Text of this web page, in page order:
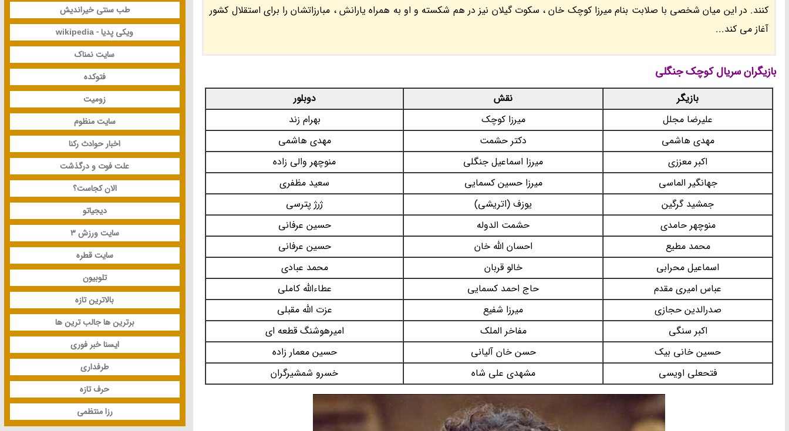
کنند. در این میان شخصی با صلابت بنام میرزا کوچک خان ، سکوت گیلان نیز در هم شکسته و او به همراه یارانش ، مبارزاتشان را برای استقلال کشور
آغاز می کند...
بازیگران سریال کوچک جنگلی
بازیگر نقش
دوبلور
علیرضا مجلل
میرزا کوچک
بهرام زند
مهدی هاشمی
دکتر حشمت
مهدی هاشمی
اکبر معززی
میرزا اسماعیل جنگلی
منوچهر والی زاده
جهانگیر الماسی
میرزا حسین کسمایی
سعید مظفری
جمشید گرگین
یوزف (اتریشی)
ژرژ پترسی
منوچهر حامدی
حشمت الدوله
حسین عرفانی
محمد مطیع
احسان الله خان
حسین عرفانی
اسماعیل محرابی
خالو قربان
محمد عبادی
عباس امیری مقدم
حاج احمد کسمایی
عطاءالله کاملی
صدرالدین حجازی
میرزا شفیع
عزت الله مقبلی
اکبر سنگی
مفاخر الملک
امیرهوشنگ قطعه ای
حسین خانی بیک
حسن خان آلیانی
حسین معمار زاده
فتحعلی اویسی
مشهدی علی شاه خسرو شمشیرگران
طب سنتی خیراندیش
ویکی پدیا - wikipedia
سایت نمناک
فتوکده
زومیت
سایت منظوم
اخبار حوادث رکنا
علت فوت و درگذشت
الان کجاست؟
دیجیاتو
سایت ورزش 3
سایت قطره
تلوبیون
بالاترین تازه
برترین ها جالب ترین ها
ایسنا خبر فوری
طرفداری
حرف تازه
رزا منتظمی